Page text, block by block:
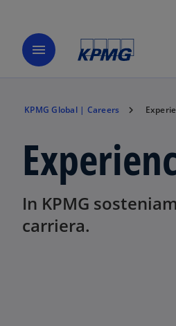
menu
KPMG Global | Careers
In KPMG
carriera.